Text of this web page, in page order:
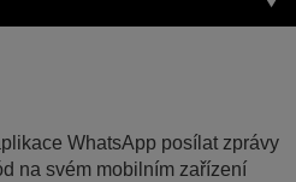
WhatsApp posílat zprávy
na svém mobilním zařízení